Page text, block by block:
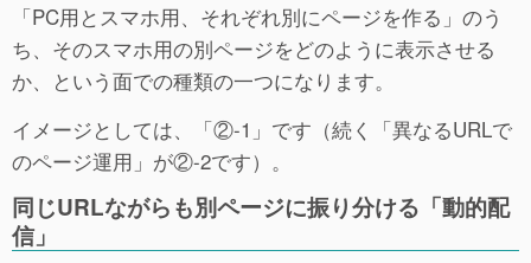
「PC用とスマホ用、それぞれ別にページを作る」のう
ち、そのスマホ用の別ページをどのように表示させる
か、という面での種類の一つになります。
イメージとしては、「②-1」です（続く「異なるURLで
のページ運用」が②-2です）。
同じURLながらも別ページに振り分ける「動的配
信」